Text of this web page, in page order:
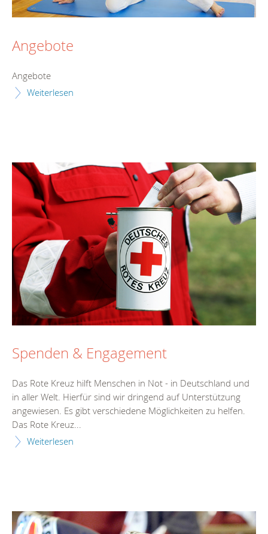
Angebote
Angebote
Weiterlesen
Spenden & Engagement
Das Rote Kreuz hilft Menschen in Not - in Deutschland und
in aller Welt. Hierfür sind wir dringend auf Unterstützung
angewiesen. Es gibt verschiedene Möglichkeiten zu helfen.
Das Rote Kreuz...
Weiterlesen